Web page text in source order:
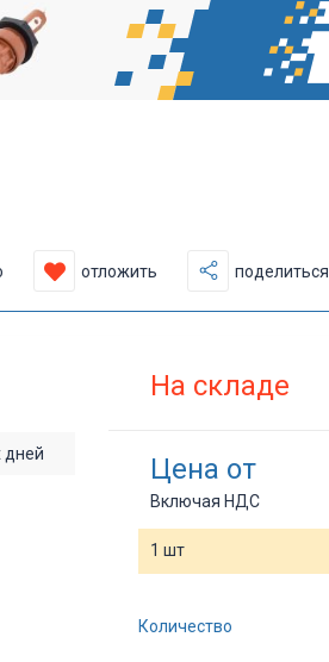
отложить поделиться
дней
На складе
Цена от
Включая НДС
1 шт
Количество